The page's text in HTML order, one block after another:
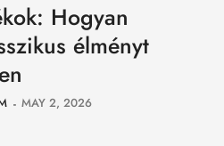
Hogyan
élményt
MAY 2, 2026